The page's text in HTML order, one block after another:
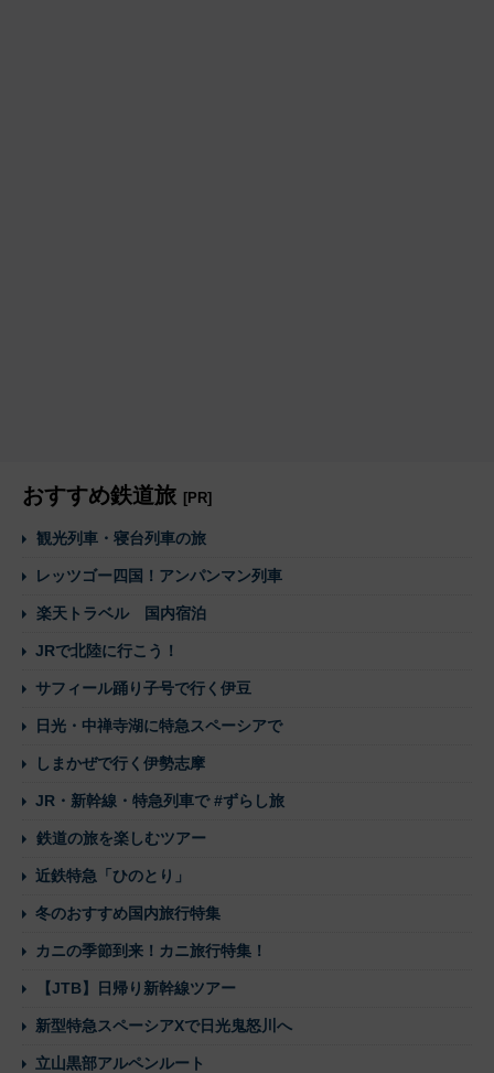
おすすめ鉄道旅 [PR]
観光列車・寝台列車の旅
レッツゴー四国！アンパンマン列車
楽天トラベル 国内宿泊
JRで北陸に行こう！
サフィール踊り子号で行く伊豆
日光・中禅寺湖に特急スペーシアで
しまかぜで行く伊勢志摩
JR・新幹線・特急列車で #ずらし旅
鉄道の旅を楽しむツアー
近鉄特急「ひのとり」
冬のおすすめ国内旅行特集
カニの季節到来！カニ旅行特集！
【JTB】日帰り新幹線ツアー
新型特急スペーシアXで日光鬼怒川へ
立山黒部アルペンルート